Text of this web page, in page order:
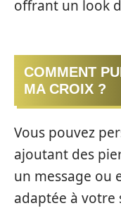
offrant un look
COMMENT
MA CROIX ?
Vous pouvez
ajoutant des
un message ou
adaptée à votre